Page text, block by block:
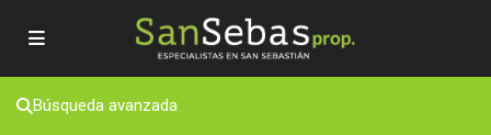
Búsqueda avanzada